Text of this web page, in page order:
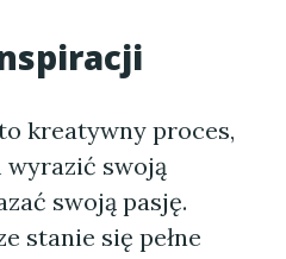
kreatywny proces,
wyrazić swoją
swoją pasję.
stanie się pełne